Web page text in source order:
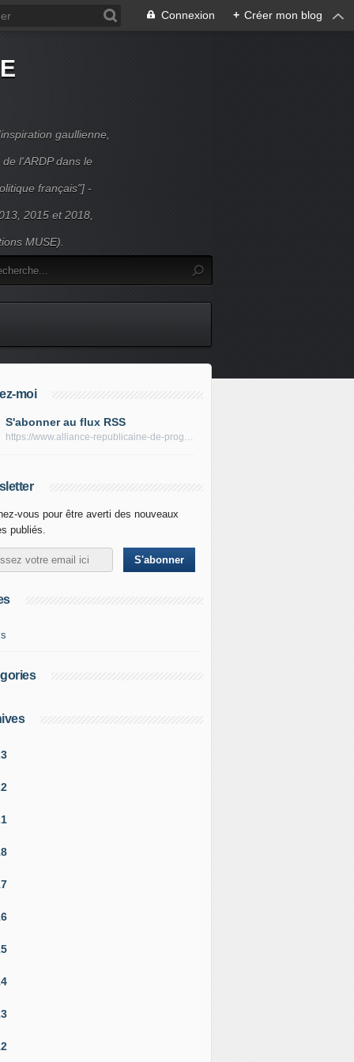
Connexion + Créer mon blog
gaullienne,
l'ARDP dans le
français"] -
2015 et 2018,
MUSE).
moi
S'abonner au flux RSS
https://www.alliance-republicaine-de-progres.com/rss
vous pour être averti des nouveaux
publiés.